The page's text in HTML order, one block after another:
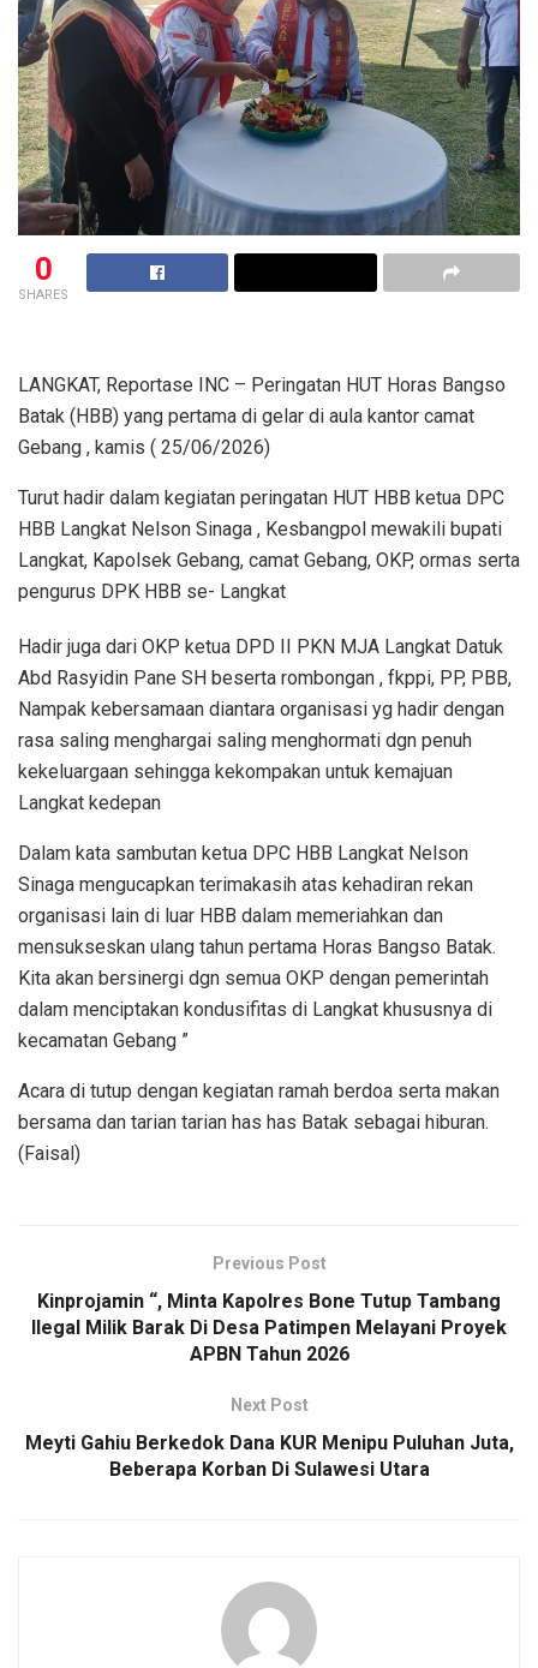
0
SHARES
LANGKAT, Reportase INC – Peringatan HUT Horas Bangso
Batak (HBB) yang pertama di gelar di aula kantor camat
Gebang , kamis ( 25/06/2026)
Turut hadir dalam kegiatan peringatan HUT HBB ketua DPC
HBB Langkat Nelson Sinaga , Kesbangpol mewakili bupati
Langkat, Kapolsek Gebang, camat Gebang, OKP, ormas serta
pengurus DPK HBB se- Langkat
Hadir juga dari OKP ketua DPD II PKN MJA Langkat Datuk
Abd Rasyidin Pane SH beserta rombongan , fkppi, PP, PBB,
Nampak kebersamaan diantara organisasi yg hadir dengan
rasa saling menghargai saling menghormati dgn penuh
kekeluargaan sehingga kekompakan untuk kemajuan
Langkat kedepan
Dalam kata sambutan ketua DPC HBB Langkat Nelson
Sinaga mengucapkan terimakasih atas kehadiran rekan
organisasi lain di luar HBB dalam memeriahkan dan
mensukseskan ulang tahun pertama Horas Bangso Batak.
Kita akan bersinergi dgn semua OKP dengan pemerintah
dalam menciptakan kondusifitas di Langkat khususnya di
kecamatan Gebang ”
Acara di tutup dengan kegiatan ramah berdoa serta makan
bersama dan tarian tarian has has Batak sebagai hiburan.
(Faisal)
Previous Post
Kinprojamin “, Minta Kapolres Bone Tutup Tambang
Ilegal Milik Barak Di Desa Patimpen Melayani Proyek
APBN Tahun 2026
Next Post
Meyti Gahiu Berkedok Dana KUR Menipu Puluhan Juta,
Beberapa Korban Di Sulawesi Utara